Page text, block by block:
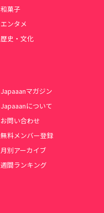
和菓子
エンタメ
歴史・文化
Japaaanマガジン
Japaaanについて
お問い合わせ
無料メンバー登録
月別アーカイブ
週間ランキング